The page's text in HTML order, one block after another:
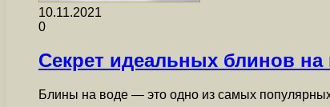
10.11.2021
0
Секрет идеальных блинов
Блины на воде — это одно из самых